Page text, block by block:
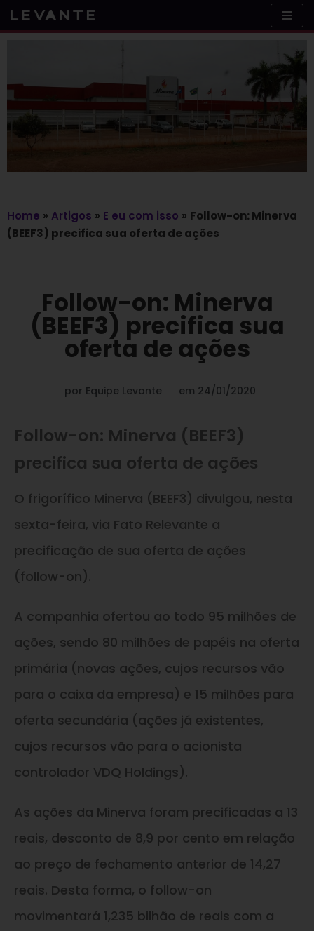
Skip
to
Home » Artigos » E eu com isso » Follow-on: Minerva
(BEEF3) precifica sua oferta de ações
Follow-on: Minerva
(BEEF3) precifica sua
oferta de ações
por Equipe Levante em 24/01/2020
Follow-on: Minerva (BEEF3)
precifica sua oferta de ações
O frigorífico Minerva (BEEF3) divulgou, nesta
sexta-feira, via Fato Relevante a
precificação de sua oferta de ações
(follow-on).
A companhia ofertou ao todo 95 milhões de
ações, sendo 80 milhões de papéis na oferta
primária (novas ações, cujos recursos vão
para o caixa da empresa) e 15 milhões para
oferta secundária (ações já existentes,
cujos recursos vão para o acionista
controlador VDQ Holdings).
As ações da Minerva foram precificadas a 13
reais, desconto de 8,9 por cento em relação
ao preço de fechamento anterior de 14,27
reais. Desta forma, o follow-on
movimentará 1,235 bilhão de reais com a